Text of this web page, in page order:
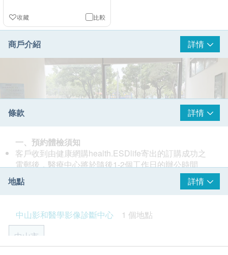
比較
收藏
商戶介紹 詳情
影像診斷中心，由上海聯影智慧醫療投資管理有限公司
與香港康健國際醫療集團強強聯合，共同成立，建築面
積達2500平方米。中心配置了聯影全線高端影像設備，
條款 詳情
一、預約體檢須知
客戶收到由健康網購health.ESDlife寄出的訂購成功之
電郵後，醫療中心將於隨後1-2個工作日的辦公時間
內，致電客戶預約身體檢查的時間及地點。客戶亦可至
少提前3個工作日聯絡醫療中心進行預約（微
信/WhatsApp：+852 92974697）。
客戶至現場後，醫療中心工作人員會核對客戶的姓名、
出生年月日、手機號及健康網購health.ESDlife訂購成
功之電郵。
地點 詳情
中山影和醫學影像診斷中心
1 個地點
中山市